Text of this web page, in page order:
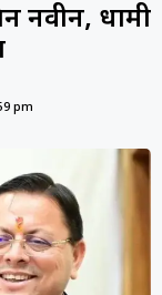
नवीन, धामी
pm